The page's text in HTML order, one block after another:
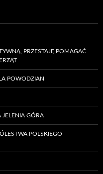
PRZESTAJĘ POMAGAĆ
POWODZIAN
GÓRA
POLSKIEGO